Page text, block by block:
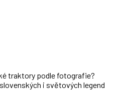
traktory podle fotografie?
i světových legend